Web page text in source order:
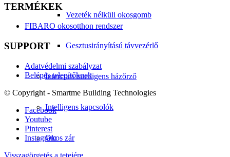
Vezeték nélküli okosgomb
Gesztusirányítású távvezérlő
Intercom intelligens házőrző
Intelligens kapcsolók
Okos zár
TERMÉKEK
FIBARO okosotthon rendszer
SUPPORT
Adatvédelmi szabályzat
Belépés telepítőknek
© Copyright - Smartme Building Technologies
Facebook
Youtube
Pinterest
Instagram
Visszagörgetés a tetejére